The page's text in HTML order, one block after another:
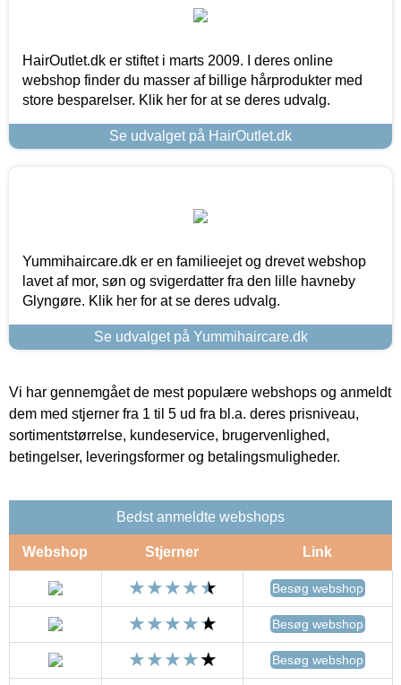
HairOutlet.dk er stiftet i marts 2009. I deres online
webshop finder du masser af billige hårprodukter med
store besparelser. Klik her for at se deres udvalg.
Se udvalget på HairOutlet.dk
Yummihaircare.dk er en familieejet og drevet webshop
lavet af mor, søn og svigerdatter fra den lille havneby
Glyngøre. Klik her for at se deres udvalg.
Se udvalget på Yummihaircare.dk
Vi har gennemgået de mest populære webshops og anmeldt
dem med stjerner fra 1 til 5 ud fra bl.a. deres prisniveau,
sortimentstørrelse, kundeservice, brugervenlighed,
betingelser, leveringsformer og betalingsmuligheder.
Bedst anmeldte webshops
Webshop Stjerner Link
Besøg webshop
Besøg webshop
Besøg webshop